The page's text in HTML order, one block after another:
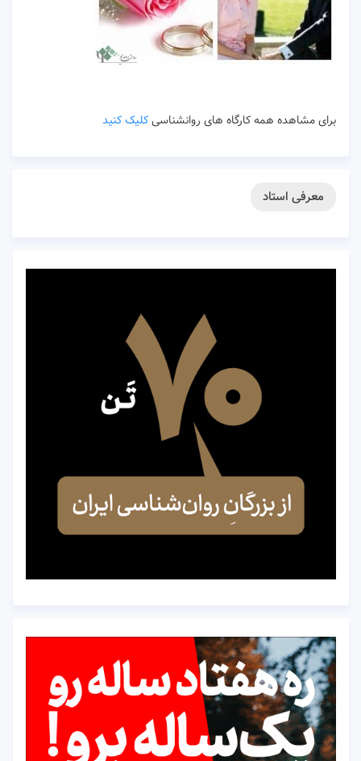
برای مشاهده همه کارگاه های روانشناسیکلیک کنید
معرفی استاد